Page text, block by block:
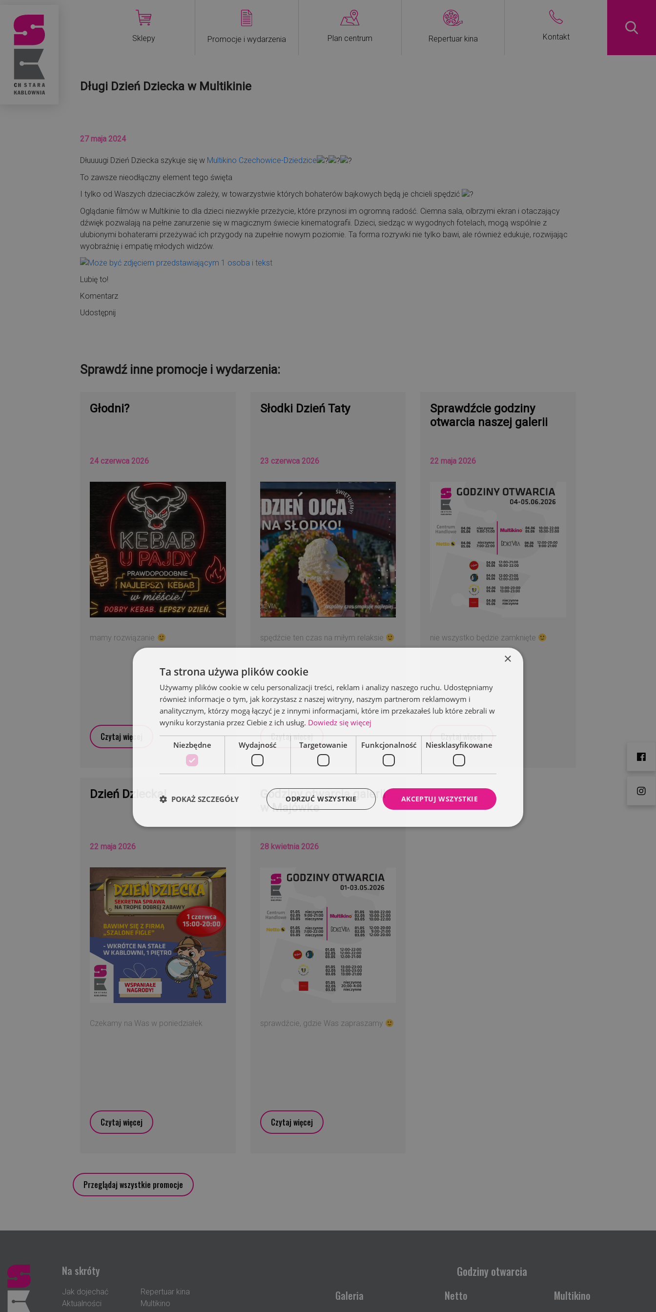
Sklepy Promocje i wydarzenia Plan centrum Repertuar kina Kontakt
Długi Dzień Dziecka w Multikinie
27 maja 2024
Dłuuuugi Dzień Dziecka szykuje się w Multikino Czechowice-Dziedzice
To zawsze nieodłączny element tego święta
I tylko od Waszych dzieciaczków zależy, w towarzystwie których bohaterów bajkowych będą je chcieli spędzić
Oglądanie filmów w Multikinie to dla dzieci niezwykłe przeżycie, które przynosi im ogromną radość. Ciemna sala, olbrzymi ekran i otaczający
dźwięk pozwalają na pełne zanurzenie się w magicznym świecie kinematografii. Dzieci, siedząc w wygodnych fotelach, mogą wspólnie z
ulubionymi bohaterami przeżywać ich przygody na zupełnie nowym poziomie. Ta forma rozrywki nie tylko bawi, ale również edukuje, rozwijając
wyobraźnię i empatię młodych widzów.
Lubię to!
Komentarz
Udostępnij
Sprawdź inne promocje i wydarzenia:
Głodni?
24 czerwca 2026
mamy rozwiązanie
Czytaj więcej
Słodki Dzień Taty
23 czerwca 2026
spędźcie ten czas na miłym relaksie
Czytaj więcej
Sprawdźcie godziny
otwarcia naszej galerii
22 maja 2026
nie wszystko będzie zamknięte
Czytaj więcej
Dzień Dziecka!
22 maja 2026
Czekamy na Was w poniedziałek
Czytaj więcej
Godziny otwarcia galerii
w Majówke
28 kwietnia 2026
sprawdźcie, gdzie Was zapraszamy
Czytaj więcej
Przeglądaj wszystkie promocje
Na skróty
Jak dojechać
Aktualności
Repertuar kina
Multikino
Godziny otwarcia
Galeria Netto Multikino
×
Ta strona używa plików cookie
Używamy plików cookie w celu personalizacji treści, reklam i analizy naszego ruchu. Udostępniamy
również informacje o tym, jak korzystasz z naszej witryny, naszym partnerom reklamowym i
analitycznym, którzy mogą łączyć je z innymi informacjami, które im przekazałeś lub które zebrali w
wyniku korzystania przez Ciebie z ich usług. Dowiedz się więcej
Niezbędne Wydajność Targetowanie Funkcjonalność Niesklasyfikowane
AKCEPTUJ WSZYSTKIE
ODRZUĆ WSZYSTKIE
POKAŻ SZCZEGÓŁY